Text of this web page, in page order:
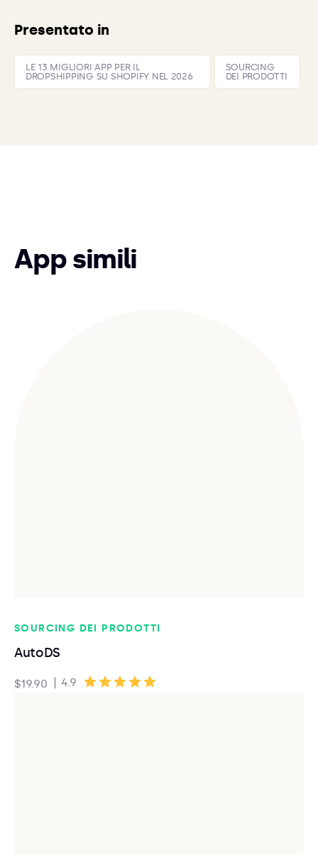
Presentato in
LE 13 MIGLIORI APP PER IL
DROPSHIPPING SU SHOPIFY NEL 2026
SOURCING
DEI PRODOTTI
App simili
SOURCING DEI PRODOTTI
AutoDS
$19.90 | 4.9